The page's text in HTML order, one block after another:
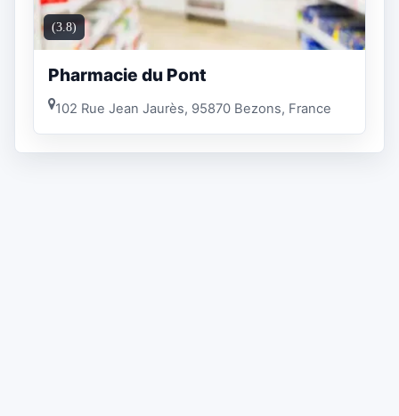
(3.8)
Pharmacie du Pont
102 Rue Jean Jaurès, 95870 Bezons, France